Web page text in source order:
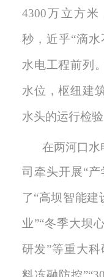
4300万立方
秒，近乎“滴
水电工程前列
水位，枢纽建
水头的运行检验
在两河口水
司 牵头开展“
了“高坝智能建
业”“冬季大坝
研发”等重大科